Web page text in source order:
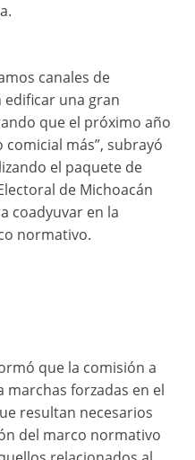
canales de
una gran
que el próximo año
más”, subrayó
el paquete de
de Michoacán
coadyuvar en la
normativo.
que la comisión a
forzadas en el
resultan necesarios
del marco normativo